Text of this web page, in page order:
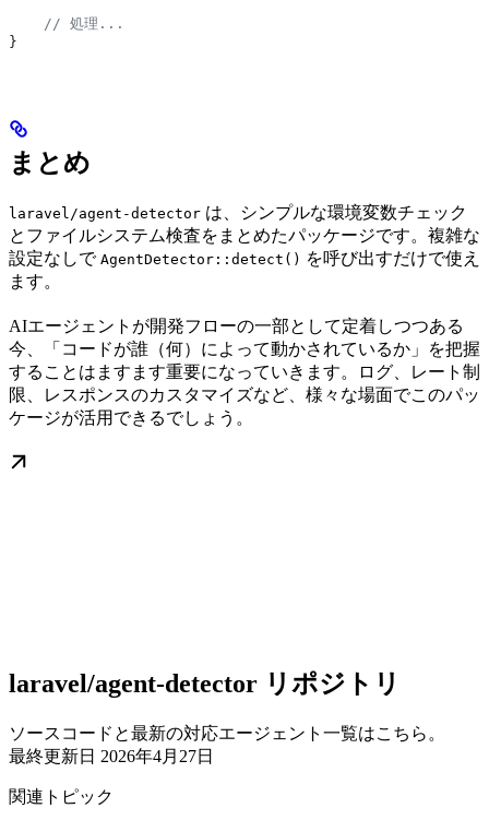
    // 処理...
}
まとめ
laravel/agent-detector は、シンプルな環境変数チェック
とファイルシステム検査をまとめたパッケージです。複雑な
設定なしで AgentDetector::detect() を呼び出すだけで使え
ます。
AIエージェントが開発フローの一部として定着しつつある
今、「コードが誰（何）によって動かされているか」を把握
することはますます重要になっていきます。ログ、レート制
限、レスポンスのカスタマイズなど、様々な場面でこのパッ
ケージが活用できるでしょう。
laravel/agent-detector リポジトリ
ソースコードと最新の対応エージェント一覧はこちら。
最終更新日 2026年4月27日
関連トピック